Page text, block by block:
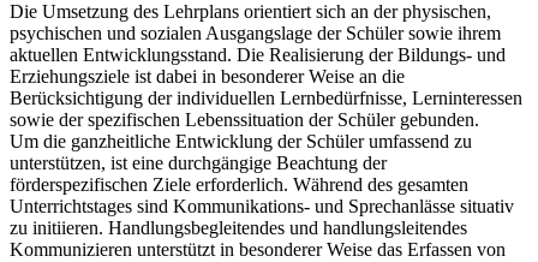
Die Umsetzung des Lehrplans orientiert sich an der physischen,
psychischen und sozialen Ausgangslage der Schüler sowie ihrem
aktuellen Entwicklungsstand. Die Realisierung der Bildungs- und
Erziehungsziele ist dabei in besonderer Weise an die
Berücksichtigung der individuellen Lernbedürfnisse, Lerninteressen
sowie der spezifischen Lebenssituation der Schüler gebunden.
Um die ganzheitliche Entwicklung der Schüler umfassend zu
unterstützen, ist eine durchgängige Beachtung der
förderspezifischen Ziele erforderlich. Während des gesamten
Unterrichtstages sind Kommunikations- und Sprechanlässe situativ
zu initiieren. Handlungsbegleitendes und handlungsleitendes
Kommunizieren unterstützt in besonderer Weise das Erfassen von